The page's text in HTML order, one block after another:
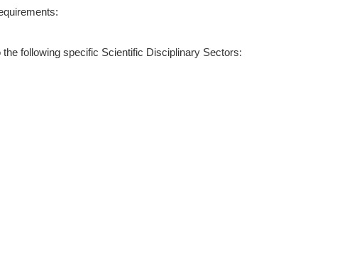
following specific Scientific Disciplinary Sectors: